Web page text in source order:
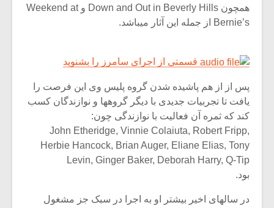
همچون Down and Out in Beverly Hills و Weekend at
Bernie’s از جمله این آثار میباشد.
قسمتی از اجرای سامرز را بشنوید
پس از از هم پاشیده شدن گروه پلیس وی این فرصت را
یافت تا تجربیات جدیدی با دیگر گروهها و نوازندگان کسب
کند که ثمره آن فعالیت با نوازندگی چون:
John Etheridge, Vinnie Colaiuta, Robert Fripp,
Herbie Hancock, Brian Auger, Eliane Elias, Tony
Levin, Ginger Baker, Deborah Harry, Q-Tip
بود.
در سالهای اخیر بیشتر او به اجرا در سبک جز مشغول